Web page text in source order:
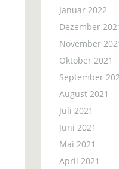
Januar 2022
Dezember
November
Oktober 2021
September
August 2021
Juli 2021
Juni 2021
Mai 2021
April 2021